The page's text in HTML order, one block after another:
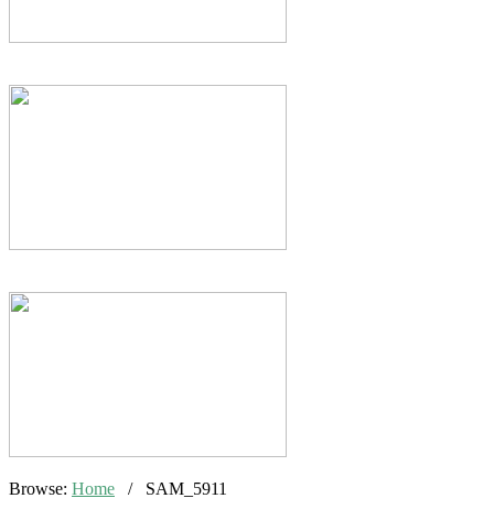
Browse: Home / SAM_5911